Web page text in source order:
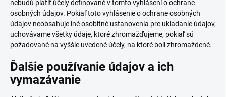
nebudú platiť účely definované v tomto vyhlásení o ochrane
osobných údajov. Pokiaľ toto vyhlásenie o ochrane osobných
údajov neobsahuje iné osobitné ustanovenia pre ukladanie údajov,
uchovávame všetky údaje, ktoré zhromažďujeme, pokiaľ sú
požadované na vyššie uvedené účely, na ktoré boli zhromaždené.
Ďalšie používanie údajov a ich
vymazávanie